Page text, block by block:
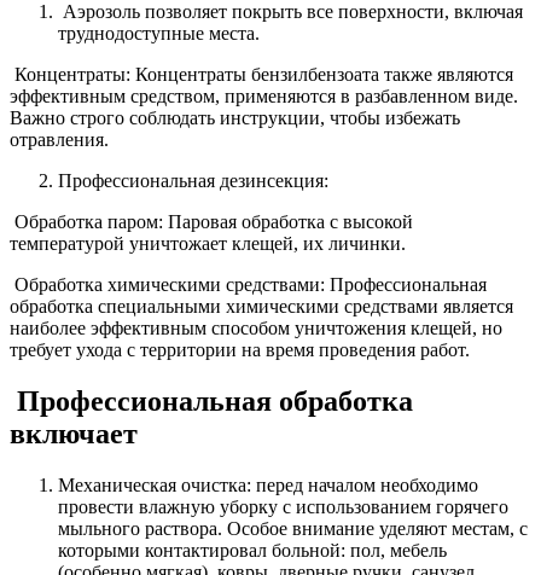
Аэрозоль позволяет покрыть все поверхности, включая
труднодоступные места.
Концентраты: Концентраты бензилбензоата также являются
эффективным средством, применяются в разбавленном виде.
Важно строго соблюдать инструкции, чтобы избежать
отравления.
Профессиональная дезинсекция:
Обработка паром: Паровая обработка с высокой
температурой уничтожает клещей, их личинки.
Обработка химическими средствами: Профессиональная
обработка специальными химическими средствами является
наиболее эффективным способом уничтожения клещей, но
требует ухода с территории на время проведения работ.
Профессиональная обработка
включает
Механическая очистка: перед началом необходимо
провести влажную уборку с использованием горячего
мыльного раствора. Особое внимание уделяют местам, с
которыми контактировал больной: пол, мебель